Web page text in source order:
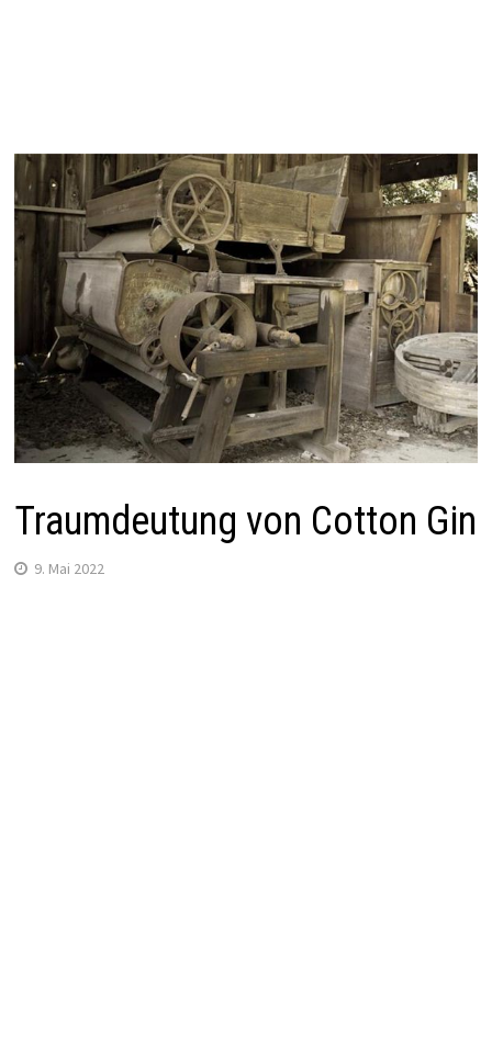
Traumdeutung von Cotton Gin
9. Mai 2022